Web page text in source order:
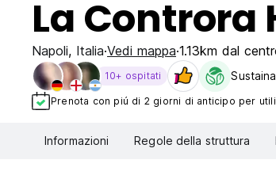
La Controra
Napoli, Italia Vedi mappa 1.13km dal
10+ ospitati
Prenota con piú di 2 giorni di anticipo per
Informazioni Regole della struttura